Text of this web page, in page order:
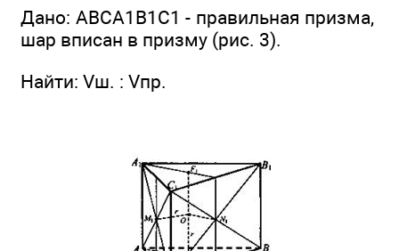
Дано: АВСА1В1С1 - правильная призма,
шар вписан в призму (рис. 3).
Найти: Vш. : Vпр.